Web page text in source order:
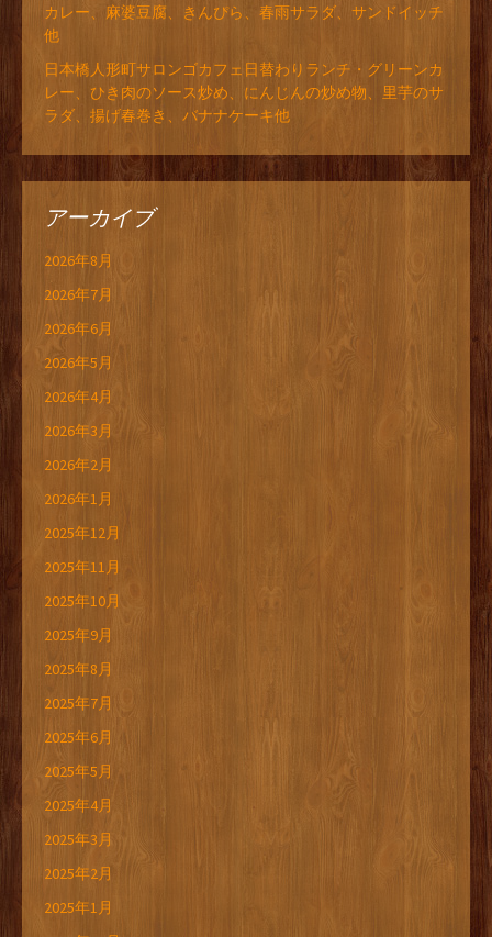
カレー、麻婆豆腐、きんぴら、春雨サラダ、サンドイッチ
他
日本橋人形町サロンゴカフェ日替わりランチ・グリーンカ
レー、ひき肉のソース炒め、にんじんの炒め物、里芋のサ
ラダ、揚げ春巻き、バナナケーキ他
アーカイブ
2026年8月
2026年7月
2026年6月
2026年5月
2026年4月
2026年3月
2026年2月
2026年1月
2025年12月
2025年11月
2025年10月
2025年9月
2025年8月
2025年7月
2025年6月
2025年5月
2025年4月
2025年3月
2025年2月
2025年1月